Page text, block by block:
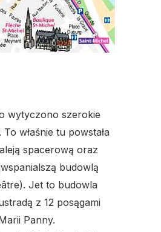
wytyczono szerokie
właśnie tu powstała
spacerową oraz
budowlą
Jet to budowla
z 12 posągami
Panny.